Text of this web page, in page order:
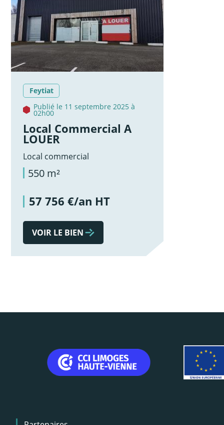
Feytiat
Publié le 11 septembre 2025 à
02h00
Local Commercial A
LOUER
Local commercial
550 m²
57 756 €/an HT
VOIR LE BIEN
Menu